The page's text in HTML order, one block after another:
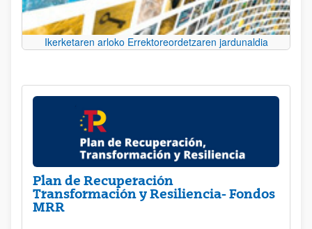
Ikerketaren arloko Errektoreordetzaren jardunaldia
Plan de Recuperación
Transformación y Resiliencia- Fondos
MRR